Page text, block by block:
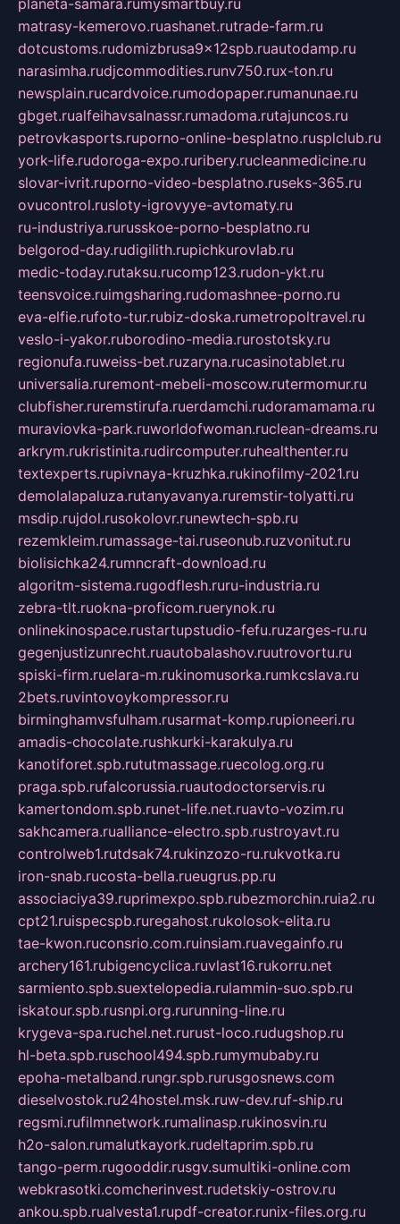
planeta-samara.rumysmartbuy.ru
matrasy-kemerovo.ruashanet.rutrade-farm.ru
dotcustoms.rudomizbrusa9x12spb.ruautodamp.ru
narasimha.rudjcommodities.runv750.rux-ton.ru
newsplain.rucardvoice.rumodopaper.rumanunae.ru
gbget.rualfeihavsalnassr.rumadoma.rutajuncos.ru
petrovkasports.ruporno-online-besplatno.rusplclub.ru
york-life.rudoroga-expo.ruribery.rucleanmedicine.ru
slovar-ivrit.ruporno-video-besplatno.ruseks-365.ru
ovucontrol.rusloty-igrovyye-avtomaty.ru
ru-industriya.rurusskoe-porno-besplatno.ru
belgorod-day.rudigilith.rupichkurovlab.ru
medic-today.rutaksu.rucomp123.rudon-ykt.ru
teensvoice.ruimgsharing.rudomashnee-porno.ru
eva-elfie.rufoto-tur.rubiz-doska.rumetropoltravel.ru
veslo-i-yakor.ruborodino-media.rurostotsky.ru
regionufa.ruweiss-bet.ruzaryna.rucasinotablet.ru
universalia.ruremont-mebeli-moscow.rutermomur.ru
clubfisher.ruremstirufa.ruerdamchi.rudoramamama.ru
muraviovka-park.ruworldofwoman.ruclean-dreams.ru
arkrym.rukristinita.rudircomputer.ruhealthenter.ru
textexperts.rupivnaya-kruzhka.rukinofilmy-2021.ru
demolalapaluza.rutanyavanya.ruremstir-tolyatti.ru
msdip.rujdol.rusokolovr.runewtech-spb.ru
rezemkleim.rumassage-tai.ruseonub.ruzvonitut.ru
biolisichka24.rumncraft-download.ru
algoritm-sistema.rugodflesh.ruru-industria.ru
zebra-tlt.ruokna-proficom.ruerynok.ru
onlinekinospace.rustartupstudio-fefu.ruzarges-ru.ru
gegenjustizunrecht.ruautobalashov.ruutrovortu.ru
spiski-firm.ruelara-m.rukinomusorka.rumkcslava.ru
2bets.ruvintovoykompressor.ru
birminghamvsfulham.rusarmat-komp.rupioneeri.ru
amadis-chocolate.rushkurki-karakulya.ru
kanotiforet.spb.rututmassage.ruecolog.org.ru
praga.spb.rufalcorussia.ruautodoctorservis.ru
kamertondom.spb.runet-life.net.ruavto-vozim.ru
sakhcamera.rualliance-electro.spb.rustroyavt.ru
controlweb1.rutdsak74.rukinzozo-ru.rukvotka.ru
iron-snab.rucosta-bella.rueugrus.pp.ru
associaciya39.ruprimexpo.spb.rubezmorchin.ruia2.ru
cpt21.ruispecspb.ruregahost.rukolosok-elita.ru
tae-kwon.ruconsrio.com.ruinsiam.ruavegainfo.ru
archery161.rubigencyclica.ruvlast16.rukorru.net
sarmiento.spb.suextelopedia.rulammin-suo.spb.ru
iskatour.spb.rusnpi.org.rurunning-line.ru
krygeva-spa.ruchel.net.rurust-loco.rudugshop.ru
hl-beta.spb.ruschool494.spb.rumymubaby.ru
epoha-metalband.rungr.spb.rurusgosnews.com
dieselvostok.ru24hostel.msk.ruw-dev.ruf-ship.ru
regsmi.rufilmnetwork.rumalinasp.rukinosvin.ru
h2o-salon.rumalutkayork.rudeltaprim.spb.ru
tango-perm.rugooddir.rusgv.sumultiki-online.com
webkrasotki.comcherinvest.rudetskiy-ostrov.ru
ankou.spb.rualvesta1.rupdf-creator.runix-files.org.ru